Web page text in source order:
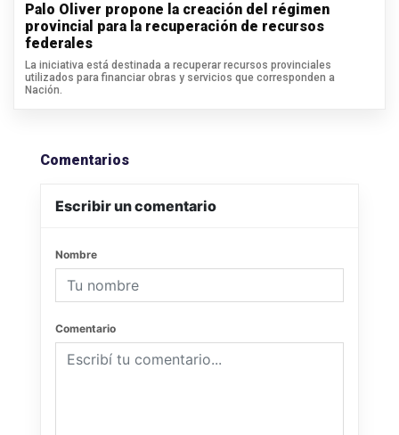
Palo Oliver propone la creación del régimen
provincial para la recuperación de recursos
federales
La iniciativa está destinada a recuperar recursos provinciales
utilizados para financiar obras y servicios que corresponden a
Nación.
Comentarios
Escribir un comentario
Nombre
Comentario